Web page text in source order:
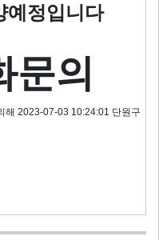
예정입니다
문의
해 2023-07-03 10:24:01 단원구